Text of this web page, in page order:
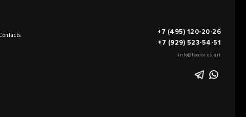
+7 (495) 120-20-26
+7 (929) 523-54-51
info@teodorus.art